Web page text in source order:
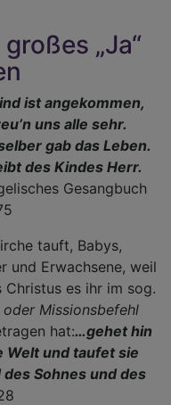
„Ja“
ist angekommen,
uns alle sehr.
gab das Leben.
des Kindes Herr.
Gesangbuch
tauft, Babys,
und Erwachsene, weil
Christus es ihr im sog.
oder Missionsbefehl
hat:…gehet hin
Welt und taufet sie
Sohnes und des